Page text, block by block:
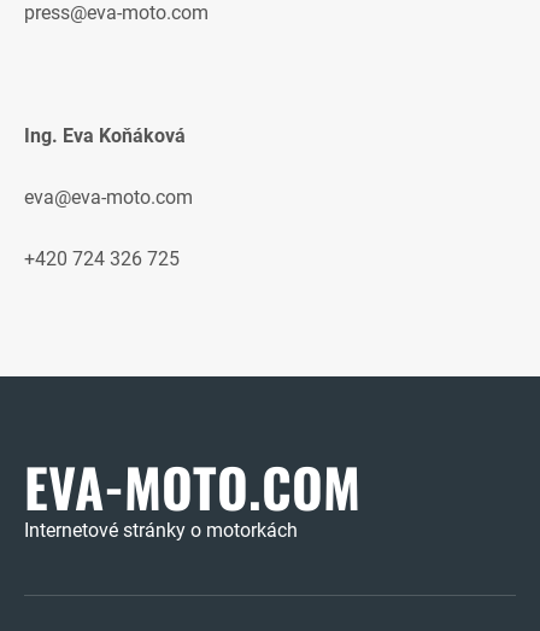
press@eva-moto.com
Ing. Eva Koňáková
eva@eva-moto.com
+420 724 326 725
EVA-MOTO.COM
Internetové stránky o motorkách